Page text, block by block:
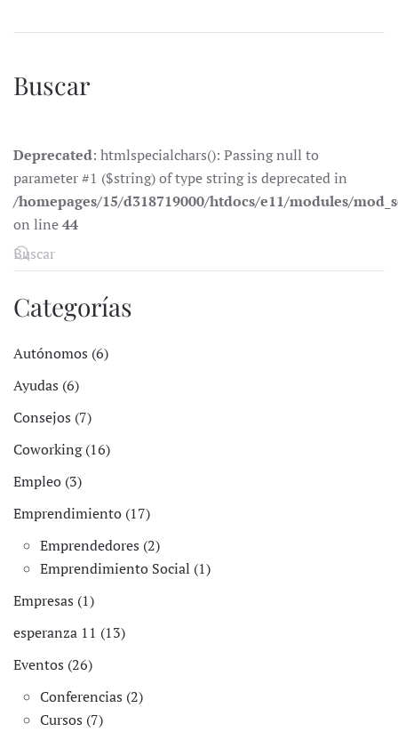
Buscar
Deprecated: htmlspecialchars(): Passing null to
parameter #1 ($string) of type string is deprecated in
/homepages/15/d318719000/htdocs/e11/modules/
on line44
Categorías
Autónomos (6)
Ayudas (6)
Consejos (7)
Coworking (16)
Empleo (3)
Emprendimiento (17)
Emprendedores (2)
Emprendimiento Social (1)
Empresas (1)
esperanza 11 (13)
Eventos (26)
Conferencias (2)
Cursos (7)